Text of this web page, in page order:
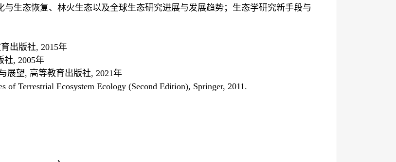
生态恢复、林火生态以及全球生态研究进展与发展趋势；生态学研究新手段与
出版社, 2015年
社, 2005年
展望, 高等教育出版社, 2021年
of Terrestrial Ecosystem Ecology (Second Edition), Springer, 2011.